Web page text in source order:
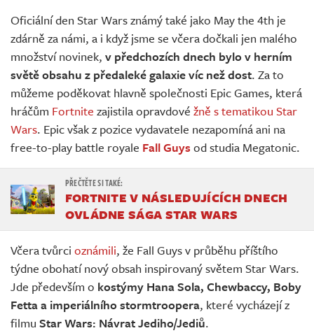
Živě
Oficiální den Star Wars známý také jako May the 4th je
zdárně za námi, a i když jsme se včera dočkali jen malého
množství novinek, v předchozích dnech bylo v herním
světě obsahu z předaleké galaxie víc než dost. Za to
můžeme poděkovat hlavně společnosti Epic Games, která
hráčům Fortnite zajistila opravdové žně s tematikou Star
Wars. Epic však z pozice vydavatele nezapomíná ani na
free-to-play battle royale Fall Guys od studia Megatonic.
FORTNITE V NÁSLEDUJÍCÍCH DNECH
OVLÁDNE SÁGA STAR WARS
Včera tvůrci oznámili, že Fall Guys v průběhu příštího
týdne obohatí nový obsah inspirovaný světem Star Wars.
Jde především o kostýmy Hana Sola, Chewbaccy, Boby
Fetta a imperiálního stormtroopera, které vycházejí z
filmu Star Wars: Návrat Jediho/Jediů.